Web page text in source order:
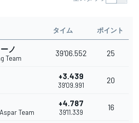
タイム ポイント
ノ
Team
39'06.552 25
+3.439
39'09.991
20
Team
+4.787
39'11.339
16